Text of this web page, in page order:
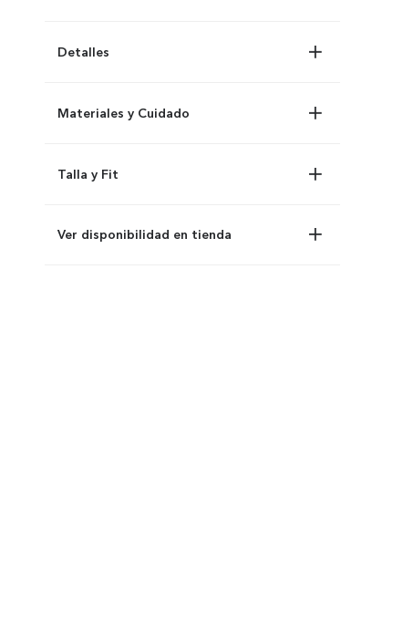
Detalles
Materiales y Cuidado
Talla y Fit
Ver disponibilidad en tienda